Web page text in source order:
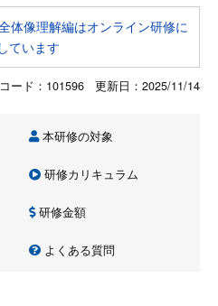
体像理解編はオンライン研修に
ています
ード：101596 更新日： 2025/11/14
本研修の対象
研修カリキュラム
研修金額
よくある質問